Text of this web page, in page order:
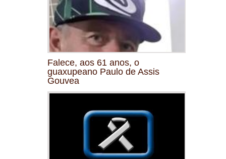
Falece, aos 61 anos, o
guaxupeano Paulo de Assis
Gouvea